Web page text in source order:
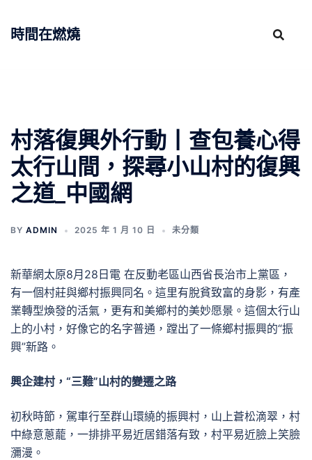
時間在燃燒
村落復興外行動丨查包養心得
太行山間，探尋小山村的復興
之道_中國網
BY ADMIN 2025 年 1 月 10 日 未分類
新華網太原8月28日電 在反動老區山西省長治市上黨區，
有一個村莊與鄉村振興同名。這里有脫貧致富的身影，有產
業轉型煥發的活氣，更有和美鄉村的美妙愿景。這個太行山
上的小村，好像它的名字普通，蹚出了一條鄉村振興的“振
興”新路。
興企建村，“三難”山村的變遷之路
初秋時節，駕車行至群山環繞的振興村，山上蒼松滴翠，村
中綠意蔥蘢，一排排平易近居錯落有致，村平易近臉上笑臉
瀰漫。